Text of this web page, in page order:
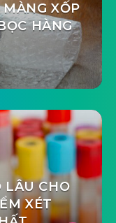
XỐP
HÀNG
LÂU CHO
XÉT